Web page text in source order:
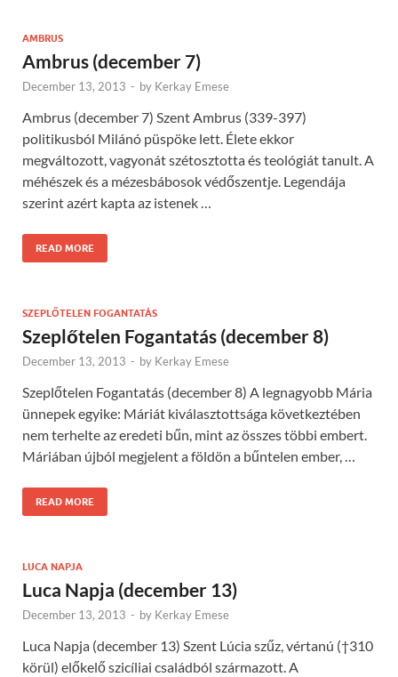
AMBRUS
Ambrus (december 7)
December 13, 2013 - by Kerkay Emese
Ambrus (december 7) Szent Ambrus (339-397)
politikusból Milánó püspöke lett. Élete ekkor
megváltozott, vagyonát szétosztotta és teológiát tanult. A
méhészek és a mézesbábosok védőszentje. Legendája
szerint azért kapta az istenek …
READ MORE
SZEPLŐTELEN FOGANTATÁS
Szeplőtelen Fogantatás (december 8)
December 13, 2013 - by Kerkay Emese
Szeplőtelen Fogantatás (december 8) A legnagyobb Mária
ünnepek egyike: Máriát kiválasztottsága következtében
nem terhelte az eredeti bűn, mint az összes többi embert.
Máriában újból megjelent a földön a bűntelen ember, …
READ MORE
LUCA NAPJA
Luca Napja (december 13)
December 13, 2013 - by Kerkay Emese
Luca Napja (december 13) Szent Lúcia szűz, vértanú (†310
körül) előkelő szicíliai családból származott. A